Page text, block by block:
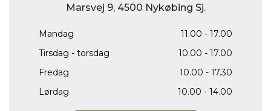
Marsvej 9, 4500 Nykøbing Sj.
Mandag
11.00 - 17.00
Tirsdag - torsdag
10.00 - 17.00
Fredag
10.00 - 17.30
Lørdag
10.00 - 14.00